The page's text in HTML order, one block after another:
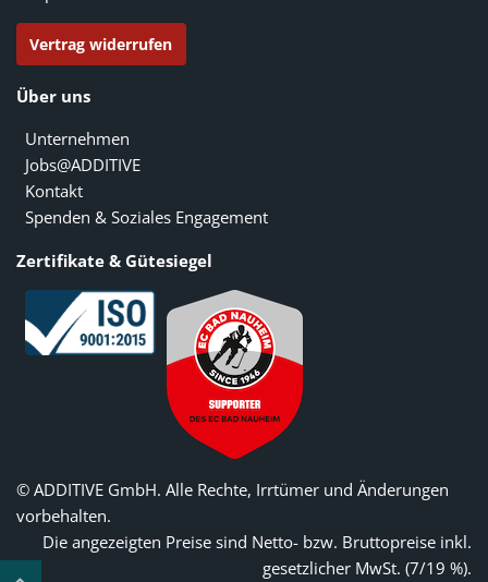
Vertrag widerrufen
Über uns
Unternehmen
Jobs@ADDITIVE
Kontakt
Spenden & Soziales Engagement
Zertifikate & Gütesiegel
© ADDITIVE GmbH. Alle Rechte, Irrtümer und Änderungen
vorbehalten.
Die angezeigten Preise sind Netto- bzw. Bruttopreise inkl.
gesetzlicher MwSt. (7/19 %).